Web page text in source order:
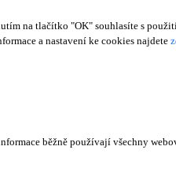
na tlačítko "OK" souhlasíte s
a nastavení ke cookies najdete
běžně používají všechny